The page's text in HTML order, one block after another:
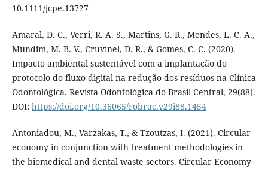
10.1111/jcpe.13727
Amaral, D. C., Verri, R. A. S., Martins, G. R., Mendes, L. C. A.,
Mundim, M. B. V., Cruvinel, D. R., & Gomes, C. C. (2020).
Impacto ambiental sustentável com a implantação do
protocolo do fluxo digital na redução dos resíduos na Clínica
Odontológica. Revista Odontológica do Brasil Central, 29(88).
DOI: https://doi.org/10.36065/robrac.v29i88.1454
Antoniadou, M., Varzakas, T., & Tzoutzas, I. (2021). Circular
economy in conjunction with treatment methodologies in
the biomedical and dental waste sectors. Circular Economy